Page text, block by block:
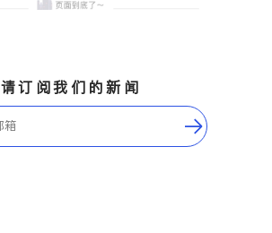
请订阅我们的新闻